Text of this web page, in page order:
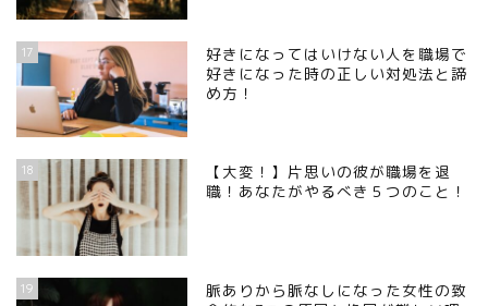
17
好きになってはいけない人を職場で
好きになった時の正しい対処法と諦
め方！
18
【大変！】片思いの彼が職場を退
職！あなたがやるべき５つのこと！
19
脈ありから脈なしになった女性の致